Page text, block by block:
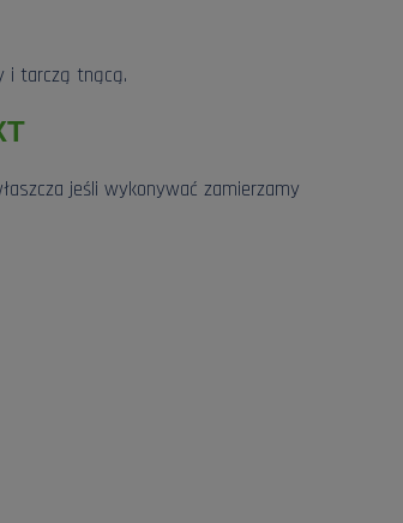
i tarczą tnącą.
jeśli wykonywać zamierzamy